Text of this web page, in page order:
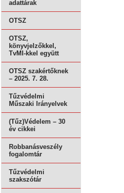
adattárak
OTSZ
OTSZ,
könyvjelzőkkel,
TvMI-kkel együtt
OTSZ szakértőknek
– 2025. 7. 28.
Tűzvédelmi
Műszaki Irányelvek
(Tűz)Védelem – 30
év cikkei
Robbanásveszély
fogalomtár
Tűzvédelmi
szakszótár